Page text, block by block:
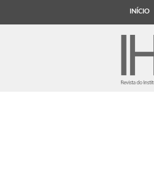
INÍCIO